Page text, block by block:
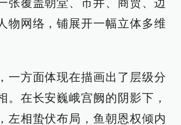
张覆盖朝堂、市井、商贾、边
物网络，铺展开一幅立体多维
一方面体现在描画出了层级分
。在长安巍峨宫阙的阴影下，
左相蛰伏布局，鱼朝恩权倾内